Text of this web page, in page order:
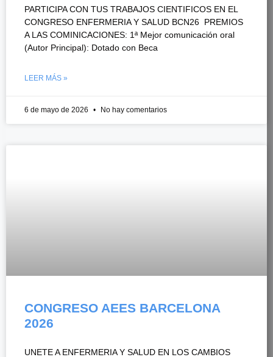
PARTICIPA CON TUS TRABAJOS CIENTIFICOS EN EL
CONGRESO ENFERMERIA Y SALUD BCN26 PREMIOS
A LAS COMINICACIONES: 1ª Mejor comunicación oral
(Autor Principal): Dotado con Beca
LEER MÁS »
6 de mayo de 2026 No hay comentarios
CONGRESO AEES BARCELONA
2026
UNETE A ENFERMERIA Y SALUD EN LOS CAMBIOS